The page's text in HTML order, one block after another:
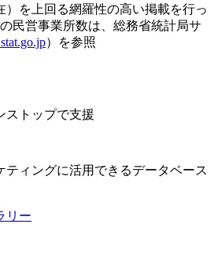
）を上回る網羅性の高い掲載を行っ
民営事業所数は、総務省統計局サ
）を参照
ストップで支援
ティングに活用できるデータベース